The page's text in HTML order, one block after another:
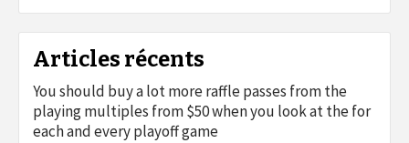
Articles récents
You should buy a lot more raffle passes from the
playing multiples from $50 when you look at the for
each and every playoff game